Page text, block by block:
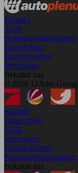
Kontakt
AGB
Nutzungsbedingungen
Datenschutz
Barrierefreiheit
Impressum
Bekannt aus
© 2026 12Auto
Kontakt
Datenschutz
AGB
Impressum
Barrierefreiheit
Nutzungsbedingungen
Bekannt aus